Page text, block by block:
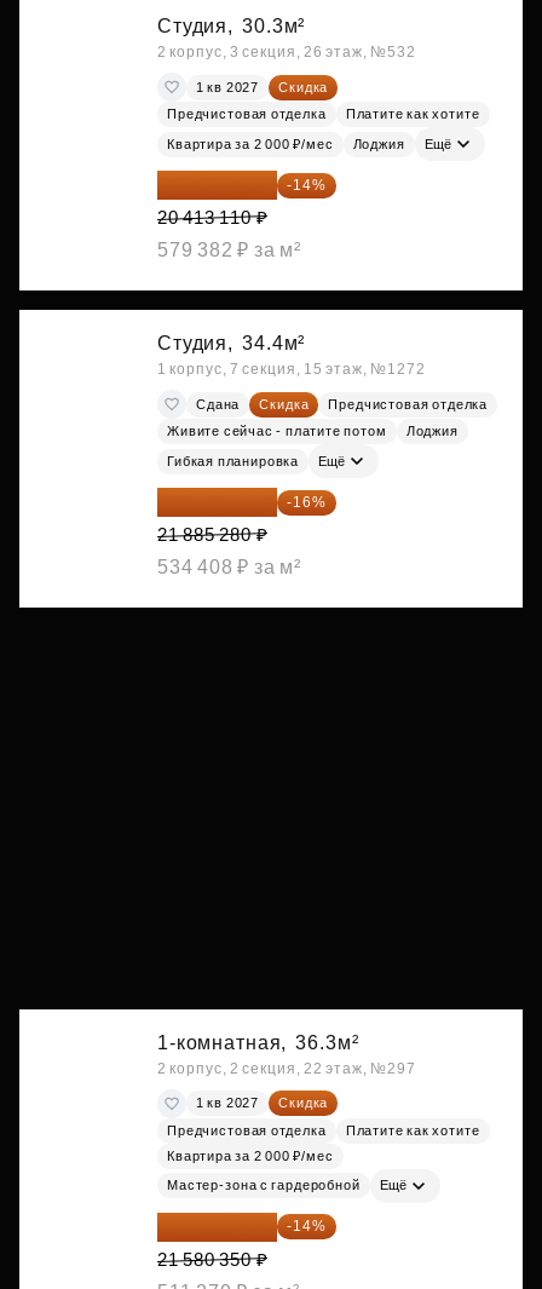
Студия, 30.3м²
2 корпус, 3 секция, 26 этаж, №532
1 кв 2027
Скидка
Предчистовая отделка
Платите как хотите
Квартира за 2 000 ₽/мес Лоджия Ещё
17 555 275 ₽ -14%
20 413 110 ₽
579 382 ₽ за м²
Студия, 34.4м²
1 корпус, 7 секция, 15 этаж, №1272
Сдана Скидка
Предчистовая отделка
Живите сейчас - платите потом
Лоджия
Гибкая планировка Ещё
18 383 635 ₽ -16%
21 885 280 ₽
534 408 ₽ за м²
1-комнатная, 36.3м²
2 корпус, 2 секция, 22 этаж, №297
1 кв 2027
Скидка
Предчистовая отделка
Платите как хотите
Квартира за 2 000 ₽/мес
Мастер-зона с гардеробной Ещё
18 559 101 ₽ -14%
21 580 350 ₽